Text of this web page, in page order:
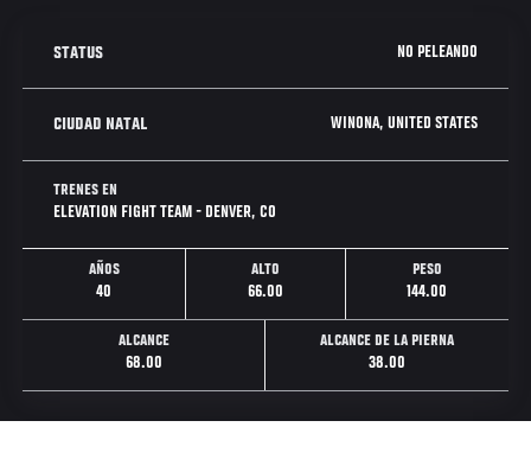
STATUS NO PELEANDO
CIUDAD NATAL WINONA, UNITED STATES
TRENES EN
ELEVATION FIGHT TEAM - DENVER, CO
AÑOS
40
ALTO
66.00
PESO
144.00
ALCANCE
68.00
ALCANCE DE LA PIERNA
38.00